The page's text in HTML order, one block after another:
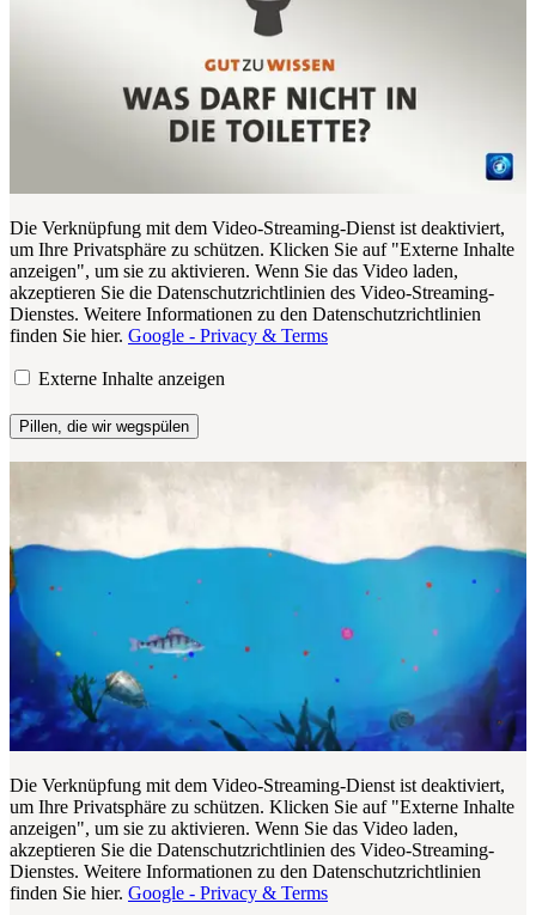
Die Verknüpfung mit dem Video-Streaming-Dienst ist deaktiviert,
um Ihre Privatsphäre zu schützen. Klicken Sie auf "Externe Inhalte
anzeigen", um sie zu aktivieren. Wenn Sie das Video laden,
akzeptieren Sie die Datenschutzrichtlinien des Video-Streaming-
Dienstes. Weitere Informationen zu den Datenschutzrichtlinien
finden Sie hier. Google - Privacy & Terms
Externe Inhalte anzeigen
Pillen, die wir wegspülen
Die Verknüpfung mit dem Video-Streaming-Dienst ist deaktiviert,
um Ihre Privatsphäre zu schützen. Klicken Sie auf "Externe Inhalte
anzeigen", um sie zu aktivieren. Wenn Sie das Video laden,
akzeptieren Sie die Datenschutzrichtlinien des Video-Streaming-
Dienstes. Weitere Informationen zu den Datenschutzrichtlinien
finden Sie hier. Google - Privacy & Terms